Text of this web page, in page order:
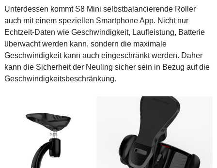
Unterdessen kommt S8 Mini selbstbalancierende Roller
auch mit einem speziellen Smartphone App. Nicht nur
Echtzeit-Daten wie Geschwindigkeit, Laufleistung, Batterie
überwacht werden kann, sondern die maximale
Geschwindigkeit kann auch eingeschränkt werden. Daher
kann die Sicherheit der Neuling sicher sein in Bezug auf die
Geschwindigkeitsbeschränkung.